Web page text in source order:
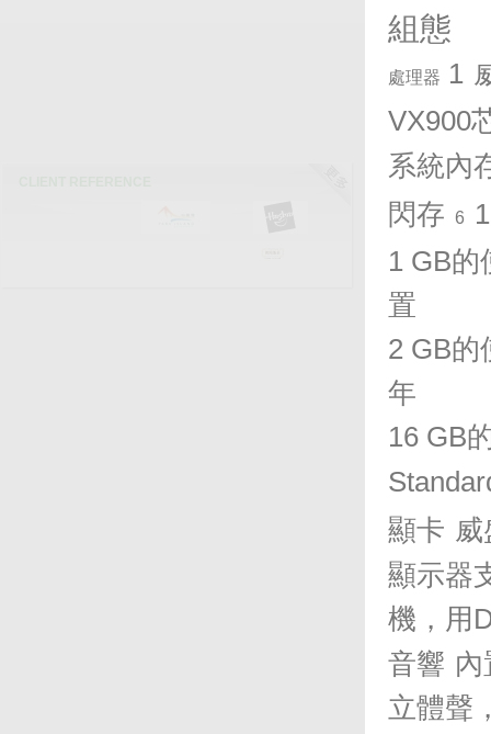
組態
處理器 1
VX900
系統內
閃存
6
1 GB的
置
2 GB的
年
16 GB
顯卡 威
顯示器
機，用
音響
立體聲